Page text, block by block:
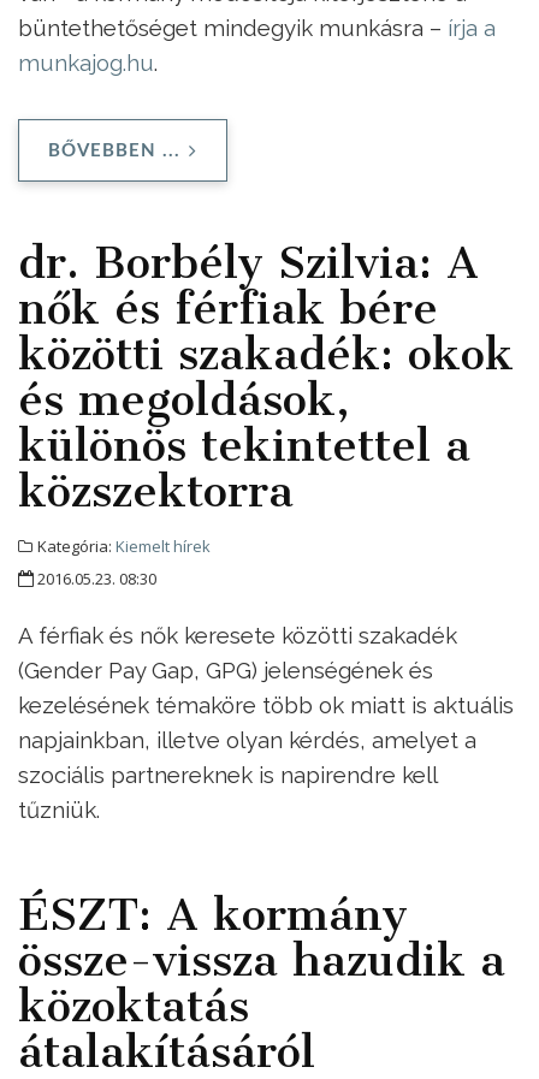
büntethetőséget mindegyik munkásra – írja a
munkajog.hu.
BŐVEBBEN ...
dr. Borbély Szilvia: A
nők és férfiak bére
közötti szakadék: okok
és megoldások,
különös tekintettel a
közszektorra
Kategória: Kiemelt hírek
2016.05.23. 08:30
A férfiak és nők keresete közötti szakadék
(Gender Pay Gap, GPG) jelenségének és
kezelésének témaköre több ok miatt is aktuális
napjainkban, illetve olyan kérdés, amelyet a
szociális partnereknek is napirendre kell
tűzniük.
ÉSZT: A kormány
össze-vissza hazudik a
közoktatás
átalakításáról